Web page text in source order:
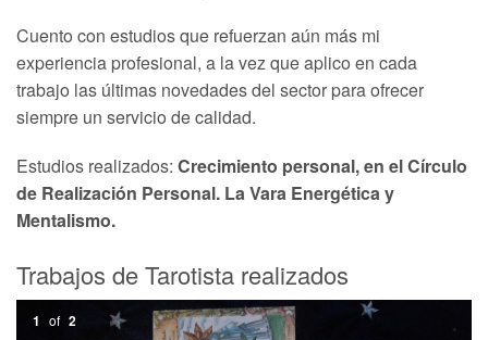
Cuento con estudios que refuerzan aún más mi
experiencia profesional, a la vez que aplico en cada
trabajo las últimas novedades del sector para ofrecer
siempre un servicio de calidad.
Estudios realizados: Crecimiento personal, en el Círculo
de Realización Personal. La Vara Energética y
Mentalismo.
Trabajos de Tarotista realizados
1 of 2